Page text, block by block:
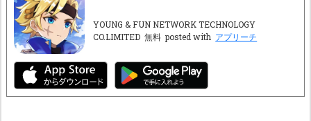
YOUNG & FUN NETWORK TECHNOLOGY
CO.LIMITED 無料 posted with アプリーチ